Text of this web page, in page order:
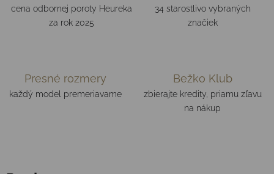
cena odbornej poroty Heureka
za rok 2025
34 starostlivo vybraných
značiek
Presné rozmery
každý model premeriavame
Bežko Klub
zbierajte kredity, priamu zľavu
na nákup